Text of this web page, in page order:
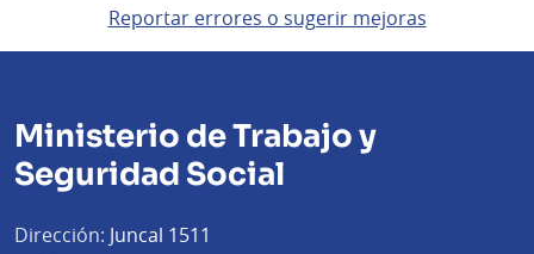
Reportar errores o sugerir mejoras
Ministerio de Trabajo y
Seguridad Social
Dirección: Juncal 1511